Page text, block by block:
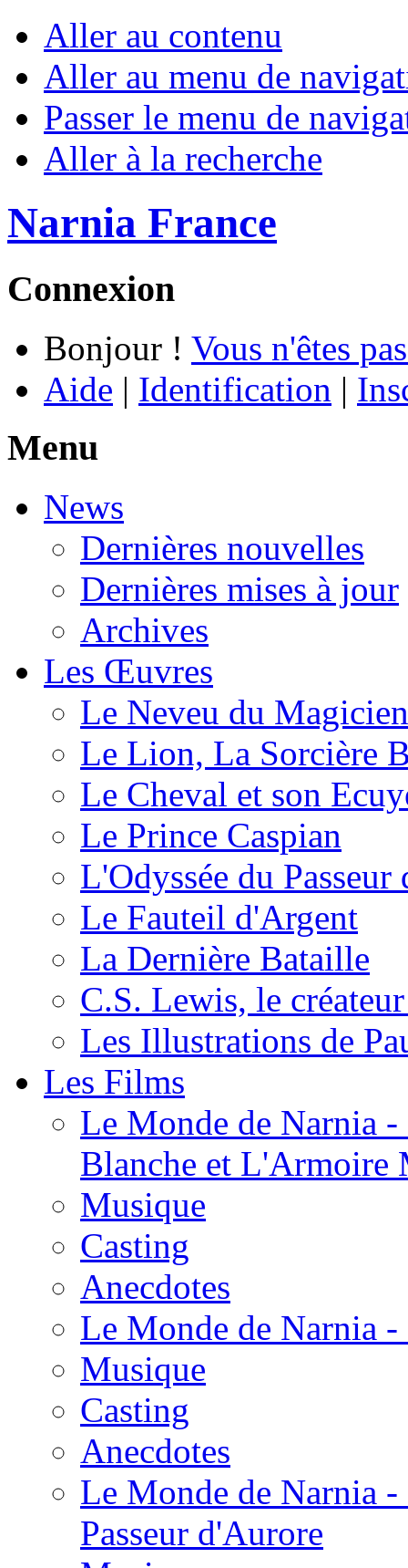
Aller au contenu
Aller au menu de
Passer le menu de
Aller à la recherche
Narnia France
Connexion
Bonjour ! Vous n'êtes
Aide | Identification |
Menu
News
Dernières nouvelles
Dernières mises à jour
Archives
Les Œuvres
Le Neveu du Magicien
Le Lion, La Sorcière
Le Cheval et son
Le Prince Caspian
L'Odyssée du
Le Fauteil d'Argent
La Dernière Bataille
C.S. Lewis, le
Les Illustrations de
Les Films
Le Monde de Narnia
Blanche et L'Armoire
Musique
Casting
Anecdotes
Le Monde de Narnia
Musique
Casting
Anecdotes
Le Monde de Narnia
Passeur d'Aurore